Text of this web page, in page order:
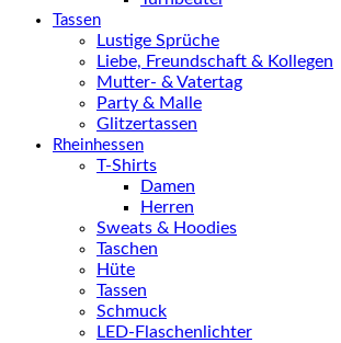
Tassen
Lustige Sprüche
Liebe, Freundschaft & Kollegen
Mutter- & Vatertag
Party & Malle
Glitzertassen
Rheinhessen
T-Shirts
Damen
Herren
Sweats & Hoodies
Taschen
Hüte
Tassen
Schmuck
LED-Flaschenlichter